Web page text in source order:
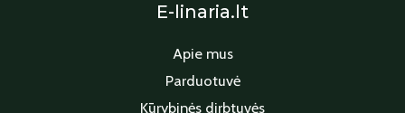
E-linaria.lt
Apie mus
Parduotuvė
Kūrybinės dirbtuvės